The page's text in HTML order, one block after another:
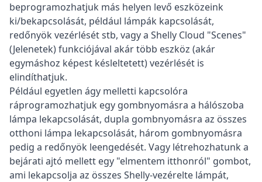
beprogramozhatjuk más helyen levő eszközeink
ki/bekapcsolását, például lámpák kapcsolását,
redőnyök vezérlését stb, vagy a Shelly Cloud "Scenes"
(Jelenetek) funkciójával akár több eszköz (akár
egymáshoz képest késleltetett) vezérlését is
elindíthatjuk.
Például egyetlen ágy melletti kapcsolóra
ráprogramozhatjuk egy gombnyomásra a hálószoba
lámpa lekapcsolását, dupla gombnyomásra az összes
otthoni lámpa lekapcsolását, három gombnyomásra
pedig a redőnyök leengedését. Vagy létrehozhatunk a
bejárati ajtó mellett egy "elmentem itthonról" gombot,
ami lekapcsolja az összes Shelly-vezérelte lámpát,